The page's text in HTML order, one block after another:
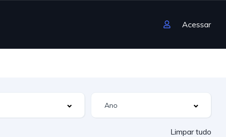
Acessar
Limpar tudo